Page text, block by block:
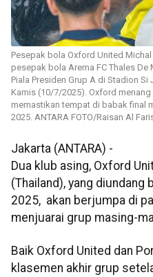
Pesepak bola Oxford United
pesepak bola Arema FC Thales
Piala Presiden Grup A di Stadion
Kamis (10/7/2025). Oxford
memastikan tempat di babak final
2025. ANTARA FOTO/Raisan Al
Jakarta (ANTARA) -
Dua klub asing, Oxford
(Thailand), yang
2025, akan berjumpa di
menjuarai grup masing-
Baik Oxford United dan
klasemen akhir grup